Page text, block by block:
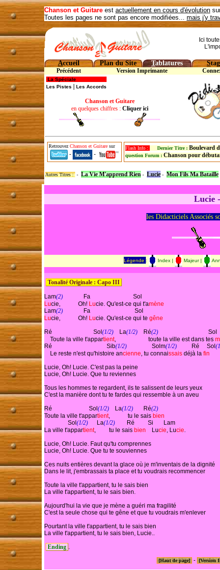
Chanson et Guitare est actuellement en cours d'évolution
Toutes les pages ne sont pas encore modifiées... mais j'y
Ici
Accueil Plan du Site Tablatures S
Précédent Version Imprimante
La Spéciale
Les Pistes
Les Accords
Chanson et Guitare
en quelques chiffres : Cliquer ici
Retrouvez Chanson et Guitare sur
- -
Flash Info : Dernier Titre : Boulevard
question Forum : Chanson pour
Autres Titres : - La Vie M'apprend Rien - Lucie - Mon Fils Ma Bataille
Lucie
les Didacticiels Associés
Légende : Index | Majeur |
Tonalité Originale : Capo III
Lam(2)
Lucie,            Oh! Lucie. Qu'est-ce qui t'amène
Lam(2)
Lucie,            Oh! Lucie. Qu'est-ce qui te gêne
Ré                            Sol (1/2)
    La
(1/2)
    Ré
(2)
    Toute la ville t'appar
tient,                      toute la ville est dans tes
Ré                                     Sib(1/2)
                 Solm
(1/2)
          Ré     Sol
    Le reste n'est qu'histoire an
cienne, tu connaissais déjà la fin
Lucie, Oh! Lucie. C'est pas la peine
Lucie, Oh! Lucie. Que tu reviennes
Tous les hommes te regardent, ils te salissent de leurs yeux
C'est la manière dont tu te fardes qui ressemble à un aveu
Ré                         Sol (1/2)
    La
(1/2)
       Ré
(2)
Toute la ville t'appartient,            tu le sais bien
                Sol
(1/2)
      La
(1/2)
        Ré         Si       Lam
La ville t'appartient,         tu le sais bien
    Lu
cie, Lucie.
Lucie, Oh! Lucie. Faut qu'tu comprennes
Lucie, Oh! Lucie. Que tu te souviennes
Ces nuits entières devant la glace où je m'inventais de la dignité
Dans le lit, j'embrassais ta place et tu voudrais recommencer
Toute la ville t'appartient, tu le sais bien
La ville t'appartient, tu le sais bien.
Aujourd'hui la vie que je mène a guéri ma fragilité
C'est la seule chose qui te gêne et que tu voudrais m'enlever
Pourtant la ville t'appartient, tu le sais bien
La ville t'appartient, tu le sais bien, Lucie..
Ending
[Haut de page] - [Version